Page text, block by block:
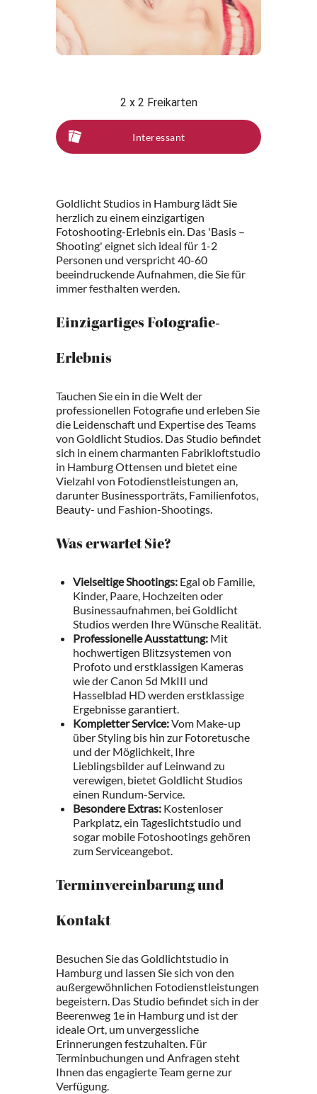
2 x 2 Freikarten
Interessant
Goldlicht Studios in Hamburg lädt Sie
herzlich zu einem einzigartigen
Fotoshooting-Erlebnis ein. Das 'Basis –
Shooting' eignet sich ideal für 1-2
Personen und verspricht 40-60
beeindruckende Aufnahmen, die Sie für
immer festhalten werden.
Einzigartiges Fotografie-
Erlebnis
Tauchen Sie ein in die Welt der
professionellen Fotografie und erleben Sie
die Leidenschaft und Expertise des Teams
von Goldlicht Studios. Das Studio befindet
sich in einem charmanten Fabrikloftstudio
in Hamburg Ottensen und bietet eine
Vielzahl von Fotodienstleistungen an,
darunter Businessporträts, Familienfotos,
Beauty- und Fashion-Shootings.
Was erwartet Sie?
Vielseitige Shootings: Egal ob Familie,
Kinder, Paare, Hochzeiten oder
Businessaufnahmen, bei Goldlicht
Studios werden Ihre Wünsche Realität.
Professionelle Ausstattung: Mit
hochwertigen Blitzsystemen von
Profoto und erstklassigen Kameras
wie der Canon 5d MkIII und
Hasselblad HD werden erstklassige
Ergebnisse garantiert.
Kompletter Service:Vom Make-up
über Styling bis hin zur Fotoretusche
und der Möglichkeit, Ihre
Lieblingsbilder auf Leinwand zu
verewigen, bietet Goldlicht Studios
einen Rundum-Service.
Besondere Extras: Kostenloser
Parkplatz, ein Tageslichtstudio und
sogar mobile Fotoshootings gehören
zum Serviceangebot.
Terminvereinbarung und
Kontakt
Besuchen Sie das Goldlichtstudio in
Hamburg und lassen Sie sich von den
außergewöhnlichen Fotodienstleistungen
begeistern. Das Studio befindet sich in der
Beerenweg 1e in Hamburg und ist der
ideale Ort, um unvergessliche
Erinnerungen festzuhalten. Für
Terminbuchungen und Anfragen steht
Ihnen das engagierte Team gerne zur
Verfügung.